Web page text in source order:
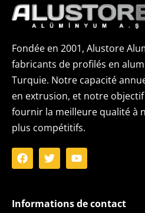
Fondée en 2001, Alustore
fabricants de profilés en
Turquie. Notre capacité
en extrusion, et notre
fournir la meilleure qualité à
plus compétitifs.
Informations de contact